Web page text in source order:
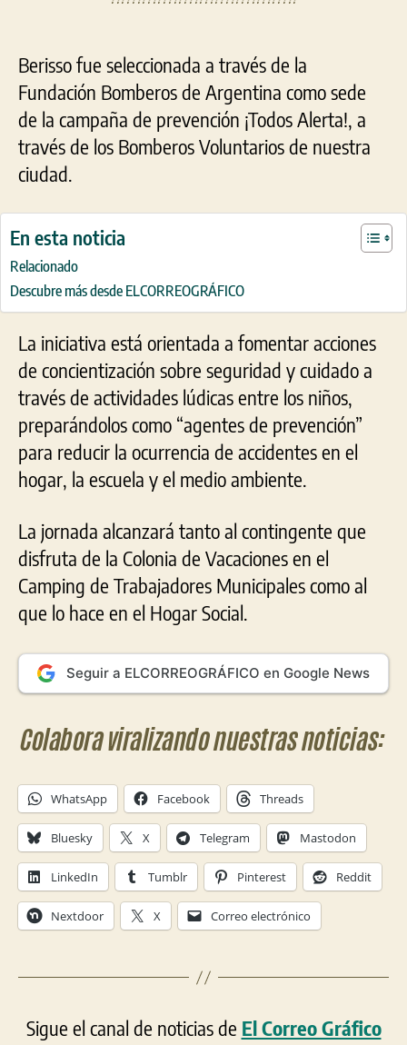
Berisso fue seleccionada a través de la
Fundación Bomberos de Argentina como sede
de la campaña de prevención ¡Todos Alerta!, a
través de los Bomberos Voluntarios de nuestra
ciudad.
En esta noticia
Relacionado
Descubre más desde ELCORREOGRÁFICO
La iniciativa está orientada a fomentar acciones
de concientización sobre seguridad y cuidado a
través de actividades lúdicas entre los niños,
preparándolos como “agentes de prevención”
para reducir la ocurrencia de accidentes en el
hogar, la escuela y el medio ambiente.
La jornada alcanzará tanto al contingente que
disfruta de la Colonia de Vacaciones en el
Camping de Trabajadores Municipales como al
que lo hace en el Hogar Social.
Seguir a ELCORREOGRÁFICO en Google News
Colabora viralizando nuestras noticias:
WhatsApp Facebook Threads
Bluesky X Telegram Mastodon
LinkedIn Tumblr Pinterest Reddit
Nextdoor X Correo electrónico
Sigue el canal de noticias de El Correo Gráfico